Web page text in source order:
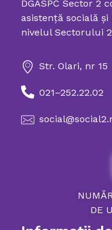
Directia Generala de Asistenta Sociala si Protectia Copilului Sector 2
DGASPC Sector 2
asistenţă socială
nivelul Sectorului 2
Str. Olari, nr 15
021–252.22.02
NUMĂR
DE